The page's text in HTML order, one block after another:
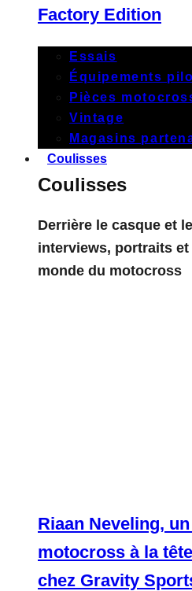
Factory Edition
Essais
Équipements
Pièces
Vintage
Magasins
Coulisses
Coulisses
Derrière le casque et
interviews, portraits
monde du motocross
Riaan Neveling,
motocross à la
chez Gravity